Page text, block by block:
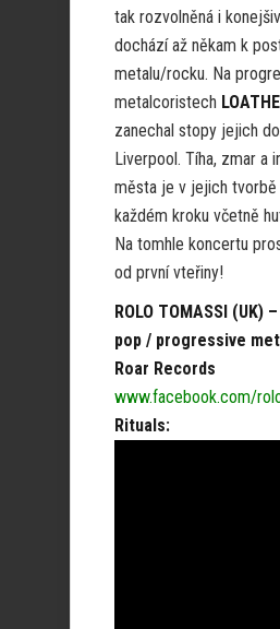
tak rozvolněná i
dochází až někam k
metalu/rocku. Na
metalcoristech LOATHE
zanechal stopy jejich
Liverpool. Tíha, zmar a
města je v jejich tvorbě
každém kroku včetně
Na tomhle koncertu
od první vteřiny!
ROLO TOMASSI (UK)
pop / progressive
Roar Records
www.facebook.com/
Rituals: